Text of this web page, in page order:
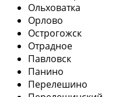
Ольховатка
Орлово
Острогожск
Отрадное
Павловск
Панино
Перелешино